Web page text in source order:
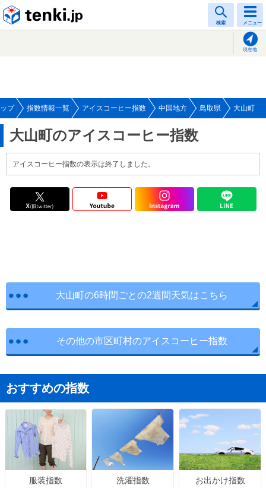
検索 メニュー
現在地
プ 指数情報一覧 アイスコーヒー指数 中国地方 鳥取県 大山町
大山町のアイスコーヒー指数
アイスコーヒー指数の表示は終了しました。
大山町の6時間ごとの2週間天気はこちら
その他の市区町村のアイスコーヒー指数
おすすめの指数
服装指数 洗濯指数 お出かけ指数